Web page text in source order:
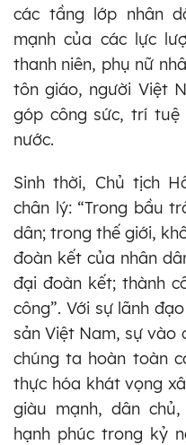
các tầng lớp nhân
mạnh của các lực
thanh niên, phụ nữ
tôn giáo, người Việt
góp công sức, trí
nước.
Sinh thời, Chủ tịch
chân lý: “Trong bầu
dân; trong thế giới,
đoàn kết của nhân
đại đoàn kết; thành
công”. Với sự lãnh
sản Việt Nam, sự vào
chúng ta hoàn toàn
thực hóa khát vọng
giàu mạnh, dân
hạnh phúc trong kỷ